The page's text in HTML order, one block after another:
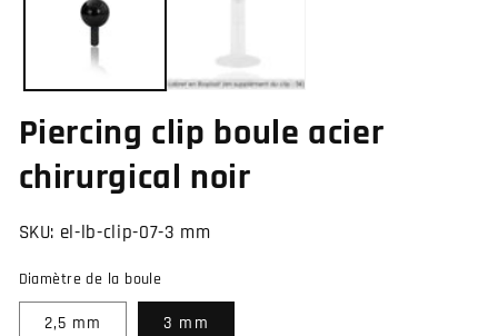
Piercing clip boule acier
chirurgical noir
SKU: el-lb-clip-07-3 mm
Diamètre de la boule
2,5 mm 3 mm